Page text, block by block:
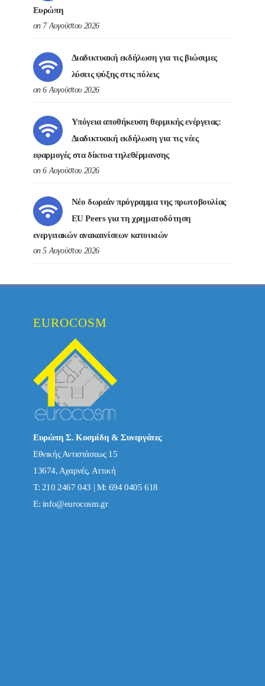
Ευρώπη
on 7 Αυγούστου 2026
Διαδικτυακή εκδήλωση για τις βιώσιμες
λύσεις ψύξης στις πόλεις
on 6 Αυγούστου 2026
Υπόγεια αποθήκευση θερμικής ενέργειας:
Διαδικτυακή εκδήλωση για τις νέες
εφαρμογές στα δίκτυα τηλεθέρμανσης
on 6 Αυγούστου 2026
Νέο δωρεάν πρόγραμμα της πρωτοβουλίας
EU Peers για τη χρηματοδότηση
ενεργειακών ανακαινίσεων κατοικιών
on 5 Αυγούστου 2026
EUROCOSM
Ευρώπη Σ. Κοσμίδη & Συνεργάτες
Εθνικής Αντιστάσεως 15
13674, Αχαρνές, Αττική
Τ: 210 2467 043 | Μ: 694 0405 618
E: info@eurocosm.gr